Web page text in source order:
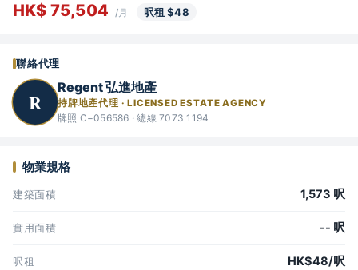
HK$ 75,504 /月 呎租 $48
聯絡代理
R
Regent 弘進地產
持牌地產代理 · LICENSED ESTATE AGENCY
牌照 C−056586 · 總線 7073 1194
物業規格
建築面積 1,573 呎
實用面積 -- 呎
呎租 HK$48/呎